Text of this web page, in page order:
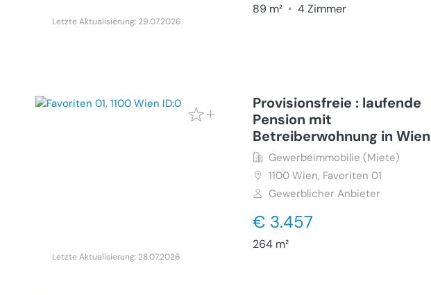
89 m² • 4 Zimmer
Letzte Aktualisierung: 29.07.2026
Provisionsfreie : laufende
Pension mit
Betreiberwohnung in Wien
Gewerbeimmobilie (Miete)
1100 Wien, Favoriten 01
Gewerblicher Anbieter
€ 3.457
264 m²
Letzte Aktualisierung: 28.07.2026